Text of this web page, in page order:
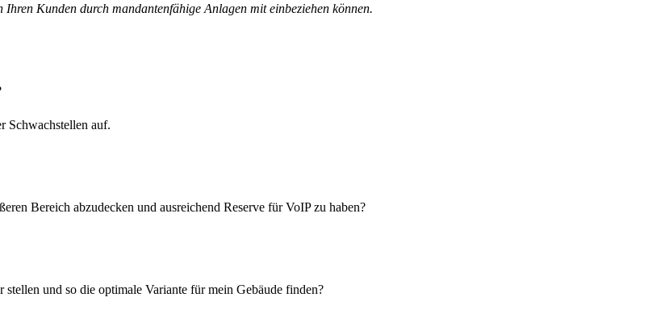
Kunden durch mandantenfähige Anlagen mit einbeziehen können.
Schwachstellen auf.
Bereich abzudecken und ausreichend Reserve für VoIP zu haben?
und so die optimale Variante für mein Gebäude finden?